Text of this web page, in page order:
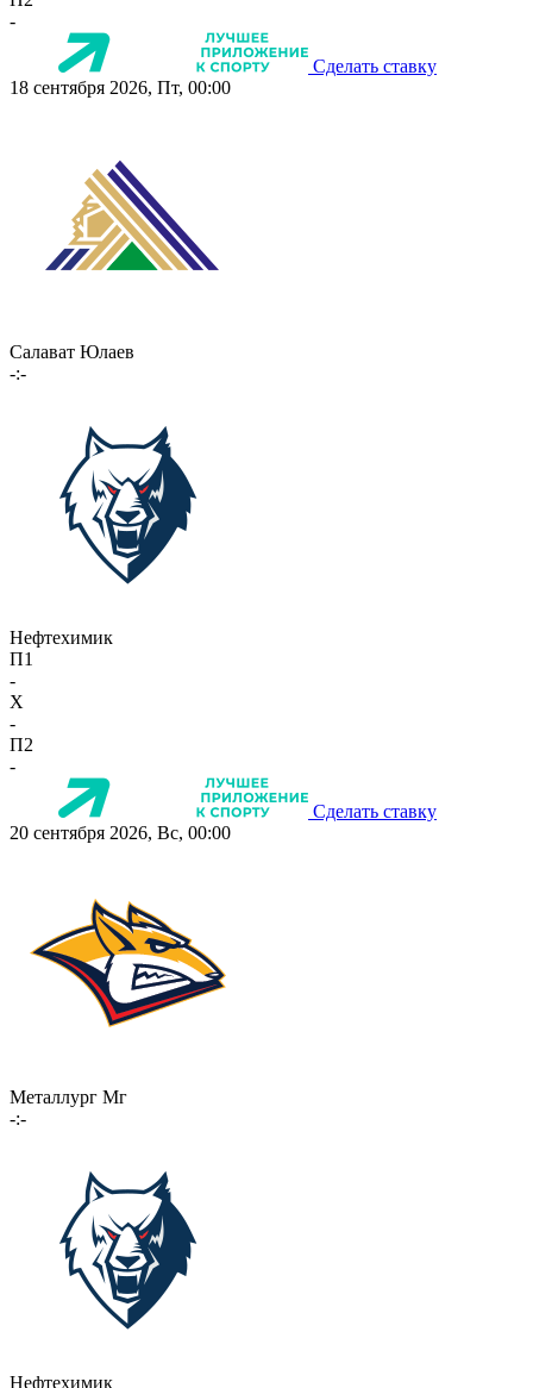
-
Сделать ставку
18 сентября 2026, Пт, 00:00
Салават Юлаев
-:-
Нефтехимик
П1
-
X
-
П2
-
Сделать ставку
20 сентября 2026, Вс, 00:00
Металлург Мг
-:-
Нефтехимик